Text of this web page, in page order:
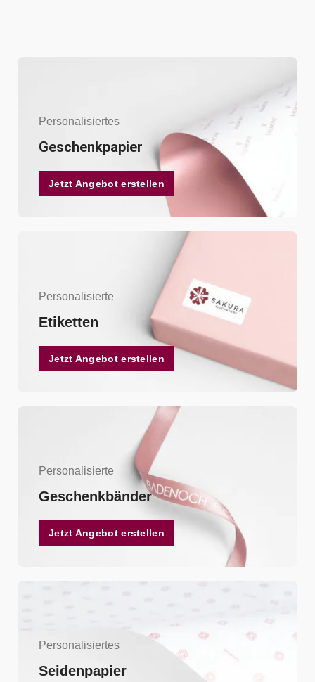
Personalisiertes
Geschenkpapier
Jetzt Angebot erstellen
Personalisierte
Etiketten
Jetzt Angebot erstellen
Personalisierte
Geschenkbänder
Jetzt Angebot erstellen
Personalisiertes
Seidenpapier